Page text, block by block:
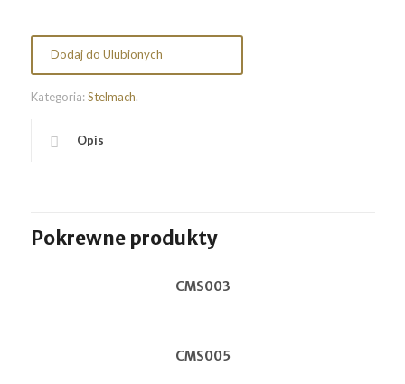
Dodaj do Ulubionych
Kategoria:Stelmach.
Opis
Pokrewne produkty
CMS003
CMS005